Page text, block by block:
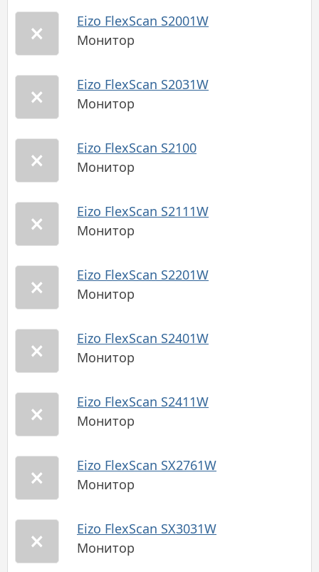
Eizo FlexScan S2001W
Монитор
Eizo FlexScan S2031W
Монитор
Eizo FlexScan S2100
Монитор
Eizo FlexScan S2111W
Монитор
Eizo FlexScan S2201W
Монитор
Eizo FlexScan S2401W
Монитор
Eizo FlexScan S2411W
Монитор
Eizo FlexScan SX2761W
Монитор
Eizo FlexScan SX3031W
Монитор